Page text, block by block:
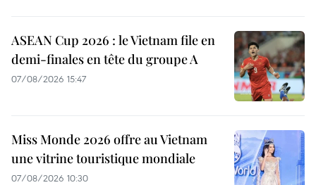
ASEAN Cup 2026 : le Vietnam file en
demi-finales en tête du groupe A
07/08/2026 15:47
Miss Monde 2026 offre au Vietnam
une vitrine touristique mondiale
07/08/2026 10:30